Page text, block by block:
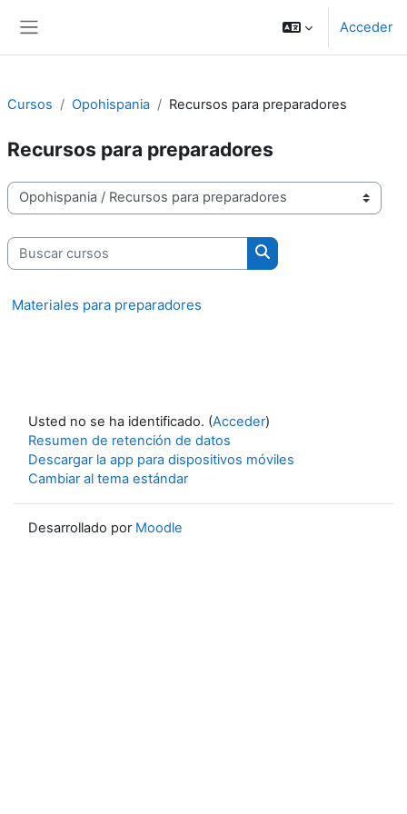
Acceder
Cursos Opohispania Recursos para preparadores
Recursos para preparadores
Categorías
Buscar cursos
Buscar cursos
Materiales para preparadores
Usted no se ha identificado. (Acceder)
Resumen de retención de datos
Descargar la app para dispositivos móviles
Cambiar al tema estándar
Desarrollado por Moodle